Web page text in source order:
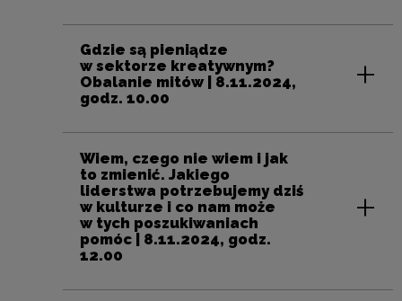
Gdzie są pieniądze
w sektorze kreatywnym?
Obalanie mitów | 8.11.2024,
godz. 10.00
Wiem, czego nie wiem i jak
to zmienić. Jakiego
liderstwa potrzebujemy dziś
w kulturze i co nam może
w tych poszukiwaniach
pomóc | 8.11.2024, godz.
12.00